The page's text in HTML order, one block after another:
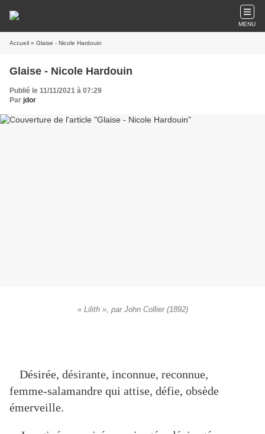
MENU
Accueil » Glaise - Nicole Hardouin
Glaise - Nicole Hardouin
Publié le 11/11/2021 à 07:29
Par jdor
« Lilith », par John Collier (1892)
Désirée, désirante, inconnue, reconnue,
femme-salamandre qui attise, défie, obsède
émerveille.